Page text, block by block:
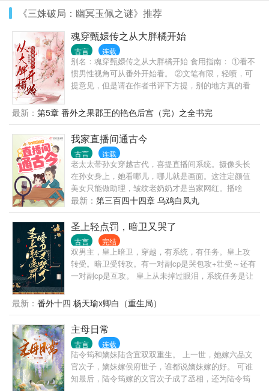
《三姝破局：幽冥玉佩之谜》推荐
魂穿甄嬛传之从大胖橘开始
古言 连载
别名：魂穿甄嬛传之从大胖橘开始 食用指南： ①看不
惯男性视角可从番外开始看。 ②文笔有限，轻喷，可
提意见，但是请在作者书评下方提，别的地方真的看
爱情，有自曝环节，不喜还请跳过。 「金手指强大每
个世界一个金手指＋男性向」 宋祁穿越了，成了剧中
的大胖橘。 嗯，年轻了，后宫还佳丽三千，宋祁表示
赚了，可后宫妃嫔接二连三的重生，让宋祁怀疑人
生…… 还好金手指够大，宋祁费死费活的当了那么多
年的打工人，成就了大好帝国。原本以为可以躺平
了，却不曾想……这仅仅是开始。 （最后，谢谢大家
观看，简介无能，请看正文） 1.大胖橘?? 2.温实初??
3.年羹尧?? 4.安比槐?? 5.弘晖?? 6.狂徒与三阿哥?? 7.
安陵容长得像柔则?? 番外三：宜修变成如懿?? 番外
四：果郡王的艳色后宫?? 全书完结
最新： 第5章 番外之果郡王的艳色后宫（完）之全书完
我家直播间通古今
古言 连载
老太太带孙女穿越古代，喜提直播间系统。摄像头长
在孙女身上，她看哪儿，哪儿就是画面。这注定颜值
美女只能做助理，皱纹老奶奶才是当家网红。播啥
呢？穷到尿血，为口吃的都得勒紧裤腰带骂街掐架，
上打尖心眼老头，下踢隔壁村老太，一套王八拳呼风
唤雨所向披靡。后来厉害了，水灾兵祸匪患，挖渠基
建积粮，祖孙俩带领直播间老铁，建设古代农村梦想
家园。
最新： 第三百四十四章 乌鸡白凤丸
圣上轻点罚，暗卫又哭了
古言 完结
双男主，皇上暗卫，穿越，有系统，有任务。皇上攻
转受。暗卫受转攻。有一对副cp是哭包攻+壮受～还有
一对副cp是互攻。 皇上从未掉过眼泪，系统任务是让
勿带脑子，主打一个爽文，愉快恋爱，双向奔赴，甜
宠。前期有轻虐身，不虐心。全程甜宠～ 这是什么人
间疾苦！林默欲哭无泪，刚刚升任大区总监的他在庆
功宴上就被电晕，醒过来竟然在皇帝苏景皓的榻上！
成了皇帝的暗卫！差点就成了男宠！ “我不要做男
宠。” “好，升暗卫统领。” “我要出任务。” “好，不许受
伤。” 见过皇帝保护暗卫的吗！那要暗卫做什么！ 职
业自尊心稀碎—— “北国叛乱，我要做将军。” “好，许
最新： 番外十四 杨天瑜x卿白（重生局）
主母日常
古言 连载
陆令筠和嫡妹陆含宜双双重生。 上一世，她嫁六品文
官次子，嫡妹嫁侯府世子，谁都说嫡妹嫁的好。 可谁
知最后，陆令筠嫁的文官次子成了丞相，还为陆令筠